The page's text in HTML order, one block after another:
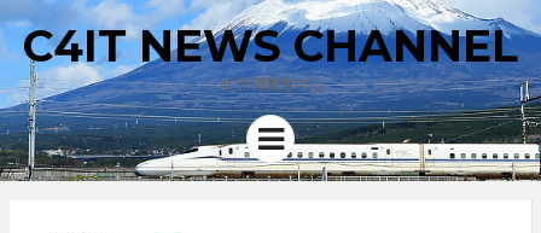
C4IT NEWS CHANNEL
4C新聞集散中心
Menu